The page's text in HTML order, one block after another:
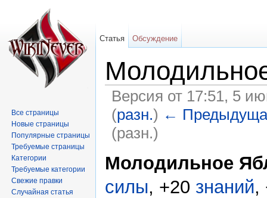
Версия от 17:51, 5
(разн.) ←
(разн.)
Молодильное
cилы, +20 знаний,
Статья Обсуждение
Все страницы
Новые страницы
Популярные страницы
Требуемые страницы
Категории
Требуемые категории
Свежие правки
Случайная статья